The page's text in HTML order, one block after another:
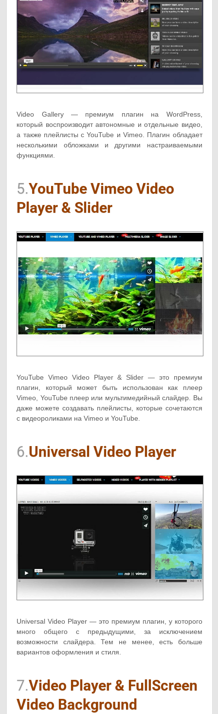
Video Gallery — премиум плагин на WordPress,
который воспроизводит автономные и отдельные видео,
а также плейлисты с YouTube и Vimeo. Плагин обладает
несколькими обложками и другими настраиваемыми
функциями.
5.YouTube Vimeo Video
Player & Slider
YouTube Vimeo Video Player & Slider — это премиум
плагин, который может быть использован как плеер
Vimeo, YouTube плеер или мультимедийный слайдер. Вы
даже можете создавать плейлисты, которые сочетаются
с видеороликами на Vimeo и YouTube.
6.Universal Video Player
Universal Video Player — это премиум плагин, у которого
много общего с предыдущими, за исключением
возможности слайдера. Тем не менее, есть больше
вариантов оформления и стиля.
7.Video Player & FullScreen
Video Background